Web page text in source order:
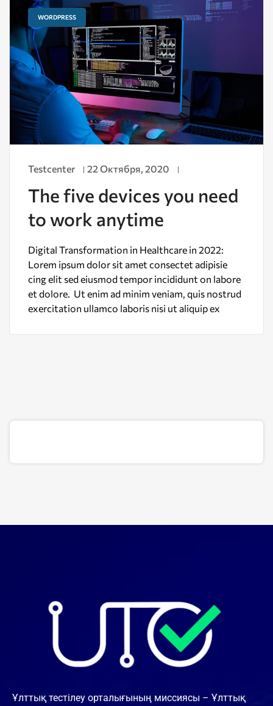
WORDPRESS
Testcenter 22 Октября, 2020
The five devices you need
to work anytime
Digital Transformation in Healthcare in 2022:
Lorem ipsum dolor sit amet consectet adipisie
cing elit sed eiusmod tempor incididunt on labore
et dolore. Ut enim ad minim veniam, quis nostrud
exercitation ullamco laboris nisi ut aliquip ex
Ұлттық тестілеу орталығының миссиясы – Ұлттық